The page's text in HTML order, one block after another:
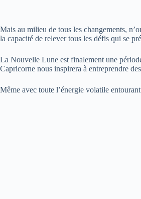
Mais au milieu de tous les changements,
la capacité de relever tous les défis qui se
La Nouvelle Lune est finalement une
Capricorne nous inspirera à entreprendre
Même avec toute l’énergie volatile